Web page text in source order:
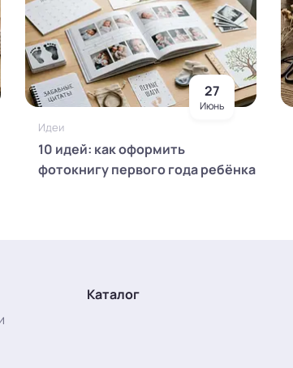
27
Июнь
Идеи
10 идей: как оформить
фотокнигу первого года ребёнка
Каталог